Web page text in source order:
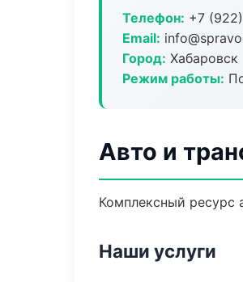
Телефон: +7
Email:
Город: Хабаровск
Режим работы:
Авто и
Комплексный ресурс
Наши услуги